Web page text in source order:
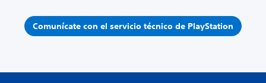
Comunícate con el servicio técnico de PlayStation